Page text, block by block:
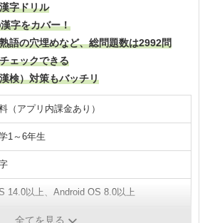
字ドリル
字をカバー！
語の穴埋めなど、総問題数は2992問
ェックできる
検）対策もバッチリ
（アプリ内課金あり）
1～6年生
14.0以上、Android OS 8.0以上
全てを見る